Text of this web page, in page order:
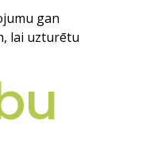
gan
lai uzturētu